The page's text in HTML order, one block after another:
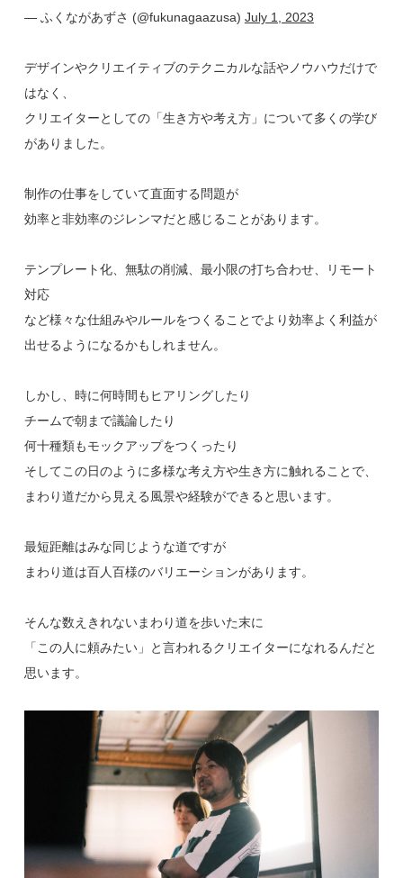
— ふくながあずさ (@fukunagaazusa) July 1, 2023
デザインやクリエイティブのテクニカルな話やノウハウだけで
はなく、
クリエイターとしての「生き方や考え方」について多くの学び
がありました。
制作の仕事をしていて直面する問題が
効率と非効率のジレンマだと感じることがあります。
テンプレート化、無駄の削減、最小限の打ち合わせ、リモート
対応
など様々な仕組みやルールをつくることでより効率よく利益が
出せるようになるかもしれません。
しかし、時に何時間もヒアリングしたり
チームで朝まで議論したり
何十種類もモックアップをつくったり
そしてこの日のように多様な考え方や生き方に触れることで、
まわり道だから見える風景や経験ができると思います。
最短距離はみな同じような道ですが
まわり道は百人百様のバリエーションがあります。
そんな数えきれないまわり道を歩いた末に
「この人に頼みたい」と言われるクリエイターになれるんだと
思います。